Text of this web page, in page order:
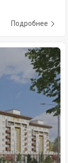
Подробнее